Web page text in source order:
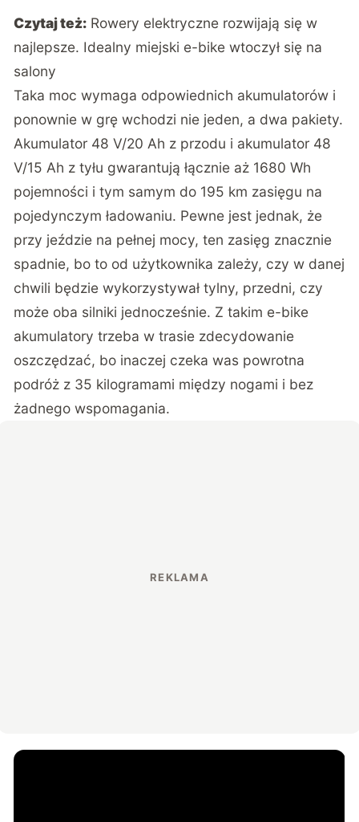
Czytaj też: Rowery elektryczne rozwijają się w
najlepsze. Idealny miejski e-bike wtoczył się na
salony
Taka moc wymaga odpowiednich akumulatorów i
ponownie w grę wchodzi nie jeden, a dwa pakiety.
Akumulator 48 V/20 Ah z przodu i akumulator 48
V/15 Ah z tyłu gwarantują łącznie aż 1680 Wh
pojemności i tym samym do 195 km zasięgu na
pojedynczym ładowaniu. Pewne jest jednak, że
przy jeździe na pełnej mocy, ten zasięg znacznie
spadnie, bo to od użytkownika zależy, czy w danej
chwili będzie wykorzystywał tylny, przedni, czy
może oba silniki jednocześnie. Z takim e-bike
akumulatory trzeba w trasie zdecydowanie
oszczędzać, bo inaczej czeka was powrotna
podróż z 35 kilogramami między nogami i bez
żadnego wspomagania.